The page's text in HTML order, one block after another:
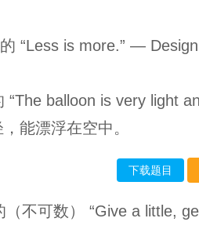
“Less is more.” —
“The balloon is very light
能漂浮在空中。
下载题目
（不可数） “Give a little,